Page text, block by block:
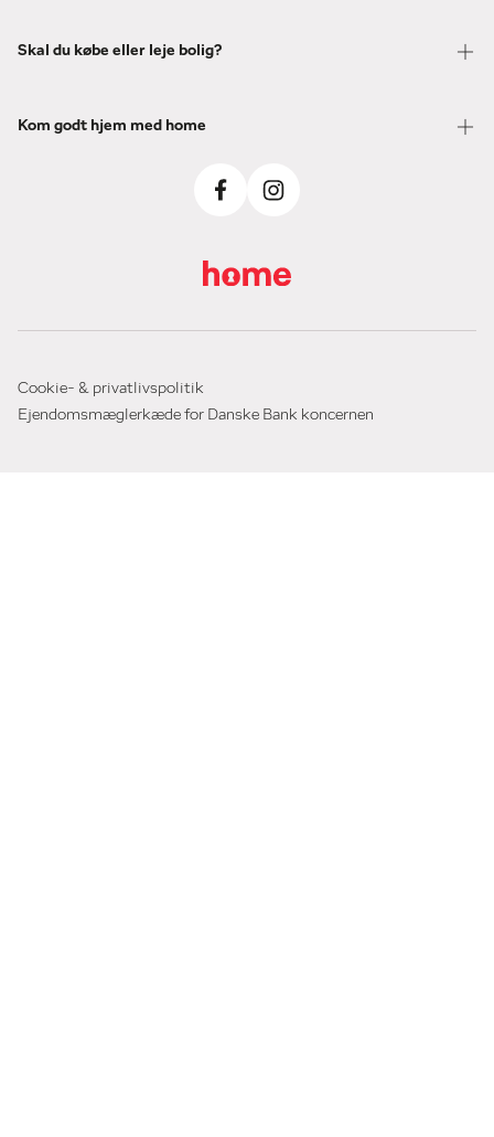
Skal du købe eller leje bolig?
Kom godt hjem med home
Cookie- & privatlivspolitik
Ejendomsmæglerkæde for Danske Bank koncernen